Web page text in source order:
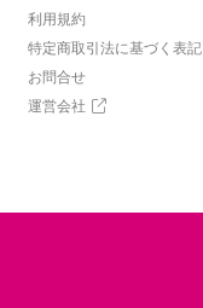
利用規約
特定商取引法に基づく表記
お問合せ
運営会社